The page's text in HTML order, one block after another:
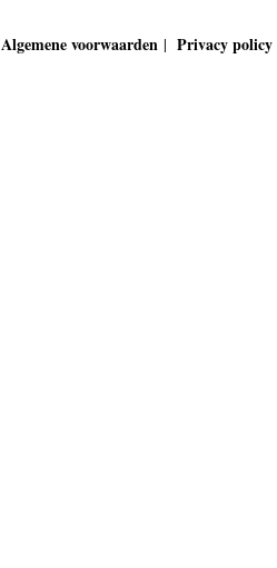
Algemene voorwaarden | Privacy policy